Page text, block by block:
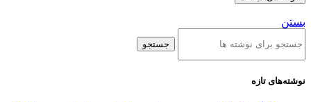
بستن
جستجو
نوشته‌های تازه